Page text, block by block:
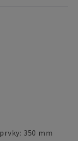
350 mm